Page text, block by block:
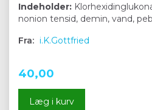
Indeholder:
nonion tensid, demin, vand,
Fra: i.K.Gottfried
40,00
Læg i kurv